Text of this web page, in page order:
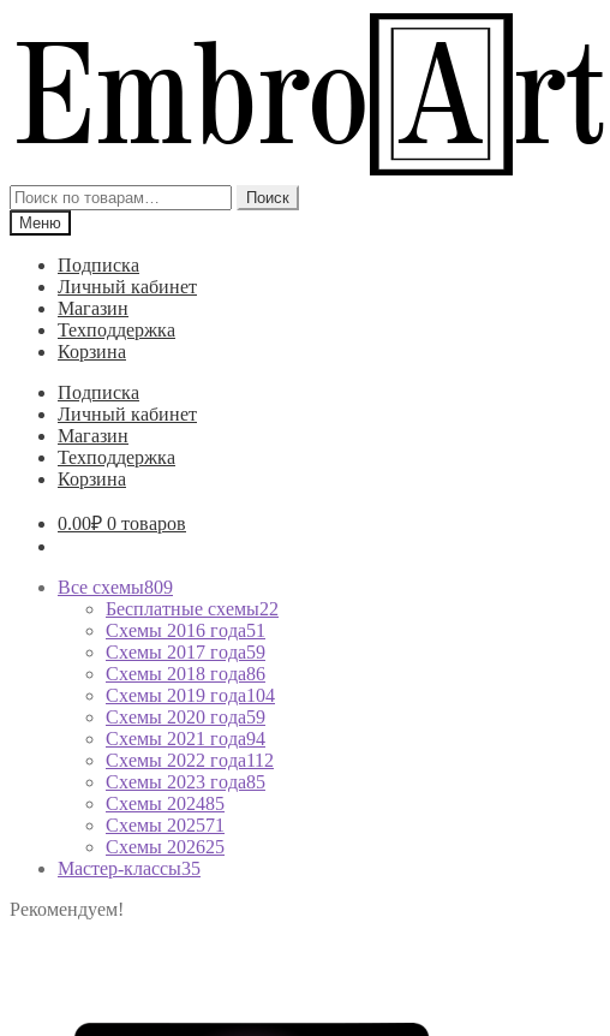
к
навигации
к
содержимому
Искать:
Поиск
Меню
Подписка
Личный кабинет
Магазин
Техподдержка
Корзина
Подписка
Личный кабинет
Магазин
Техподдержка
Корзина
0.00₽ 0 товаров
Все схемы809
Бесплатные схемы22
Схемы 2016 года51
Схемы 2017 года59
Схемы 2018 года86
Схемы 2019 года104
Схемы 2020 года59
Схемы 2021 года94
Схемы 2022 года112
Схемы 2023 года85
Схемы 202485
Схемы 202571
Схемы 202625
Мастер-классы35
Рекомендуем!